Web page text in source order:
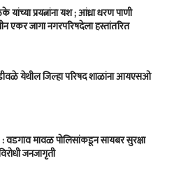
प्रयत्नांना यश ; आंध्रा धरण पाणी
एकर जागा नगरपरिषदेला हस्तांतरित
येथील जिल्हा परिषद शाळांना आयएसओ
मावळ पोलिसांकडून सायबर सुरक्षा
जनजागृती